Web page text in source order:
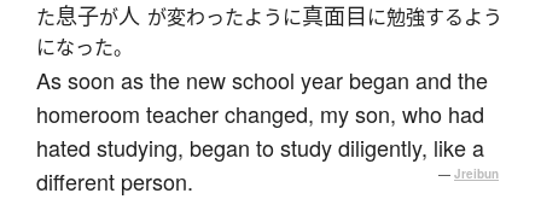
た息子が人 が変わったように真面目 に勉強するよう
になった。
As soon as the new school year began and the
homeroom teacher changed, my son, who had
hated studying, began to study diligently, like a
different person.
— Jreibun